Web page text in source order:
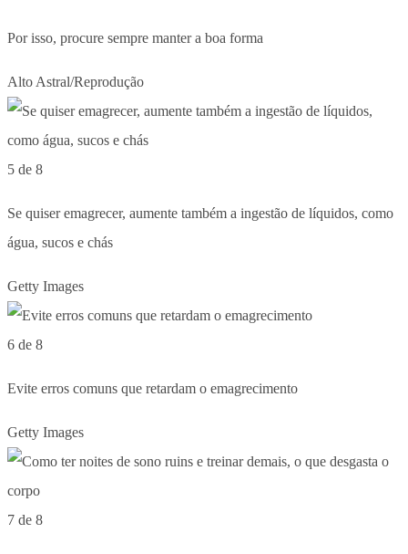
Por isso, procure sempre manter a boa forma
Alto Astral/Reprodução
5 de 8
Se quiser emagrecer, aumente também a ingestão de líquidos, como
água, sucos e chás
Getty Images
6 de 8
Evite erros comuns que retardam o emagrecimento
Getty Images
7 de 8